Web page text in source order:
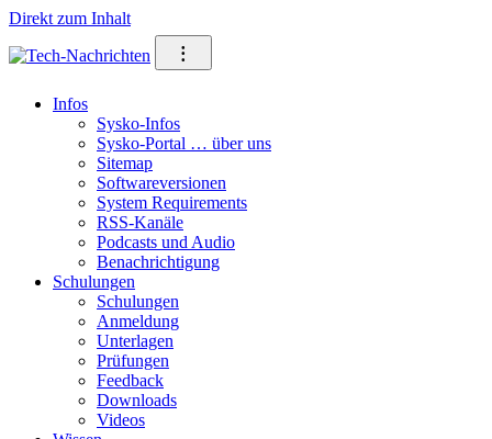
Direkt zum Inhalt
⁝
Infos
Sysko-Infos
Sysko-Portal … über uns
Sitemap
Softwareversionen
System Requirements
RSS-Kanäle
Podcasts und Audio
Benachrichtigung
Schulungen
Schulungen
Anmeldung
Unterlagen
Prüfungen
Feedback
Downloads
Videos